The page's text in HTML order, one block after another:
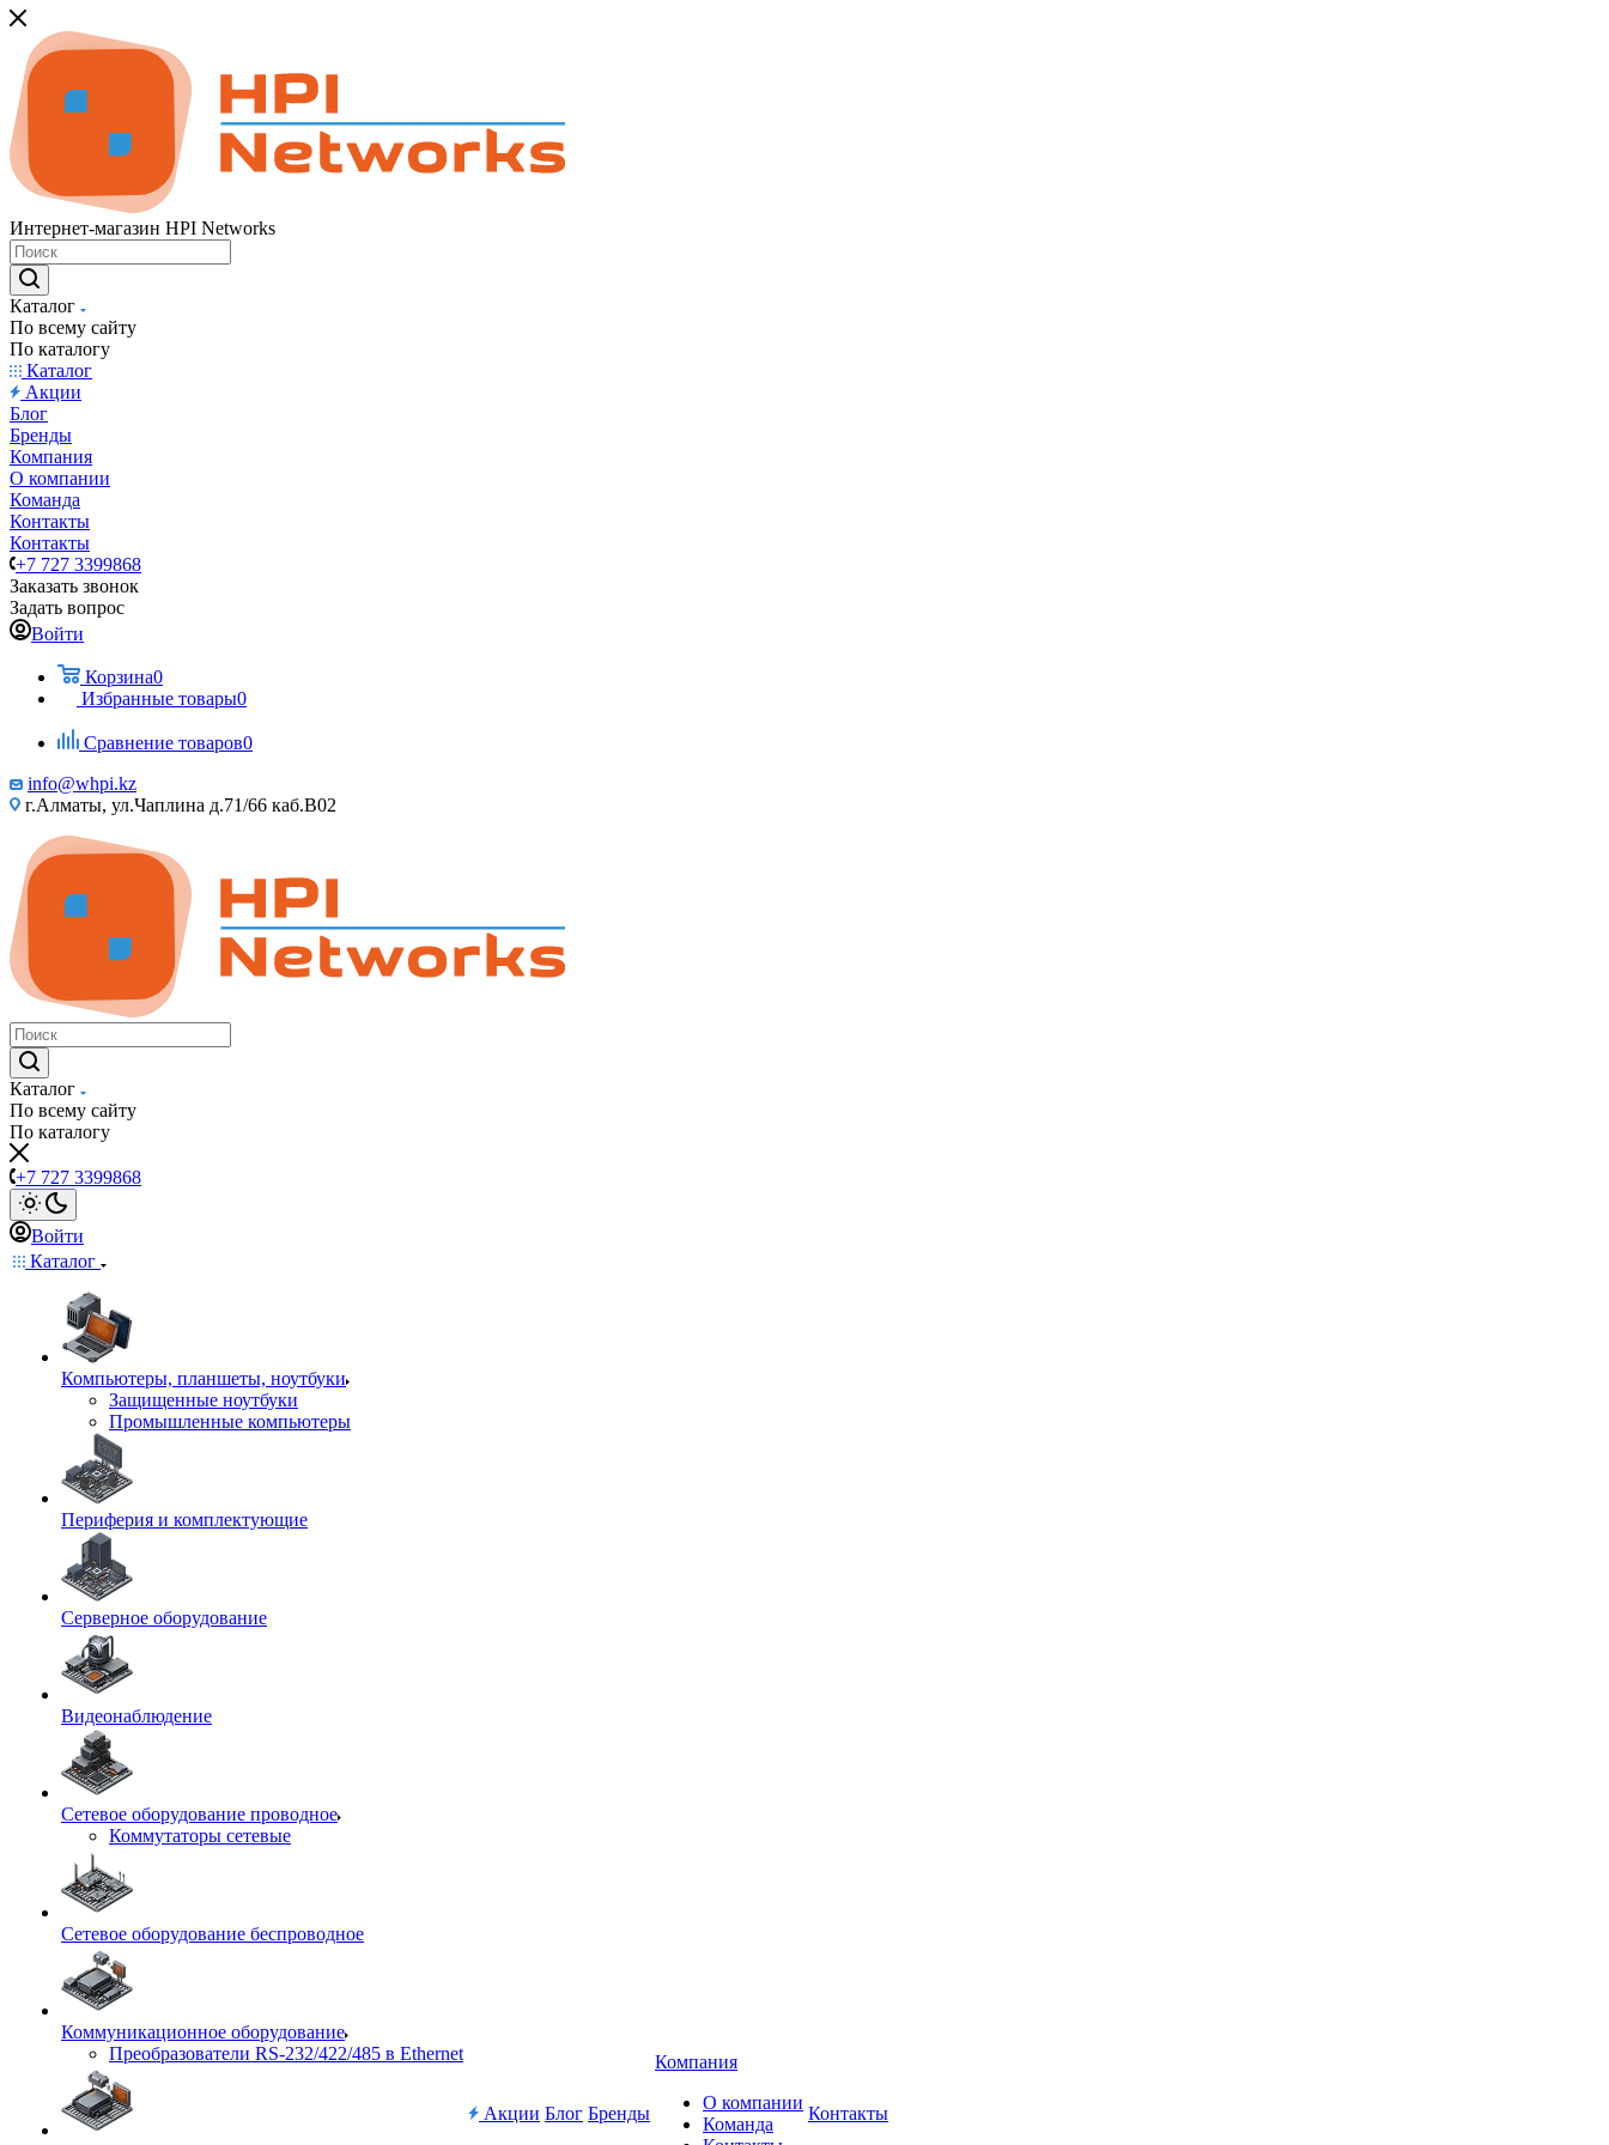
Интернет-магазин HPI Networks
Каталог
По всему сайту
По каталогу
Каталог
Акции
Блог
Бренды
Компания
О компании
Команда
Контакты
Контакты
+7 727 3399868
Заказать звонок
Задать вопрос
Войти
Корзина0
Избранные товары0
Сравнение товаров0
info@whpi.kz
г.Алматы, ул.Чаплина д.71/66 каб.B02
Каталог
По всему сайту
По каталогу
+7 727 3399868
Войти
Каталог
Компьютеры, планшеты, ноутбуки
Защищенные ноутбуки
Промышленные компьютеры
Периферия и комплектующие
Серверное оборудование
Видеонаблюдение
Сетевое оборудование проводное
Коммутаторы сетевые
Сетевое оборудование беспроводное
Коммуникационное оборудование
Преобразователи RS-232/422/485 в Ethernet
Акции Блог Бренды
Компания
О компании
Команда
Контакты